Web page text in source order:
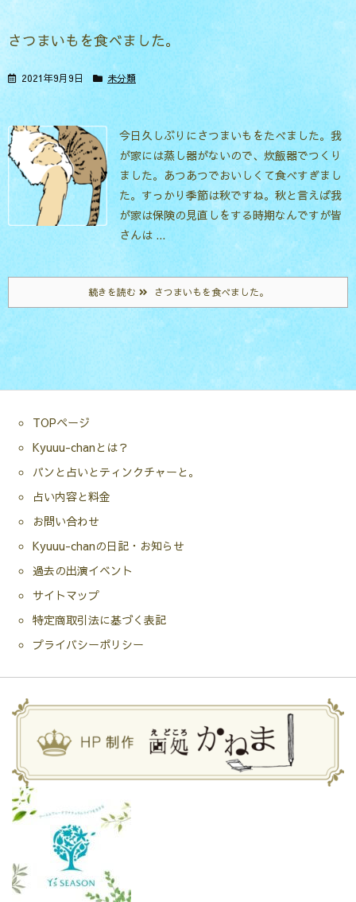
さつまいもを食べました。
2021年9月9日 未分類
今日久しぶりにさつまいもをたべました。我
が家には蒸し器がないので、炊飯器でつくり
ました。あつあつでおいしくて食べすぎまし
た。 すっかり季節は秋ですね。秋と言えば我
が家は保険の見直しをする時期なんですが皆
さんは ...
続きを読む さつまいもを食べました。
TOPページ
Kyuuu-chanとは？
パンと占いとティンクチャーと。
占い内容と料金
お問い合わせ
Kyuuu-chanの日記・お知らせ
過去の出演イベント
サイトマップ
特定商取引法に基づく表記
プライバシーポリシー